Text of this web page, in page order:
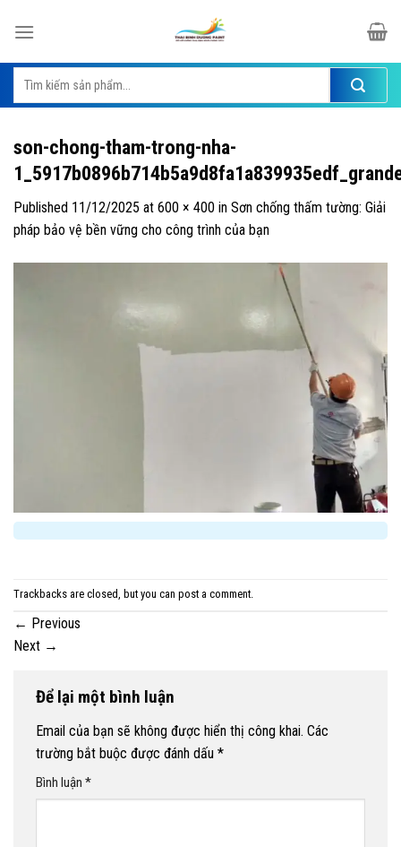
Tìm
kiếm:
son-chong-tham-trong-nha-
Published 11/12/2025 at 600 × 400 in Sơn chống thấm tường: Giải
pháp bảo vệ bền vững cho công trình của bạn
Trackbacks are closed, but you can post a comment.
← Previous
Next →
Để lại một bình luận
Email của bạn sẽ không được hiển thị công khai. Các
trường bắt buộc được đánh dấu *
Bình luận *